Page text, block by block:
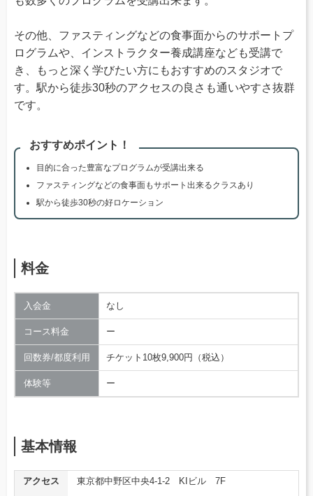
その他、ファスティングなどの食事面からのサポートプ
ログラムや、インストラクター養成講座なども受講で
き、もっと深く学びたい方にもおすすめのスタジオで
す。駅から徒歩30秒のアクセスの良さも通いやすさ抜群
です。
おすすめポイント！
目的に合った豊富なプログラムが受講出来る
ファスティングなどの食事面もサポート出来るクラスあり
駅から徒歩30秒の好ロケーション
料金
入会金 なし
コース料金 ー
回数券/都度利用 チケット10枚9,900円（税込）
体験等 ー
基本情報
アクセス
東京都中野区中央4-1-2 KIビル 7F